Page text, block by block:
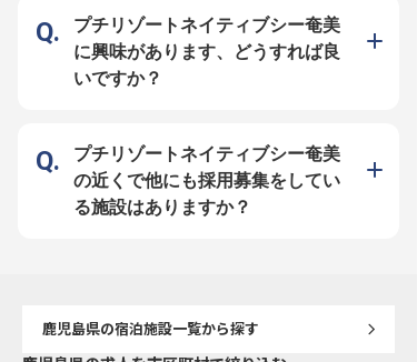
ー【経験を活かし、理想のホテルづ
くりを実現】 ◎リノベーションを
控え、新たなステージへと進むホテ
ルだからこそ、あなたの経験とビジ
ョンを存分に活かせる環境がありま
す。料飲施設やアクティビティな
で意見を出し合える風通しの良い職
場を目指しています。
ェルネス
てみませ
プチリゾートネイティブシー奄美
に興味があります、どうすれば良
いですか？
プチリゾートネイティブシー奄美
の近くで他にも採用募集をしてい
る施設はありますか？
鹿児島県の宿泊施設一覧から探す